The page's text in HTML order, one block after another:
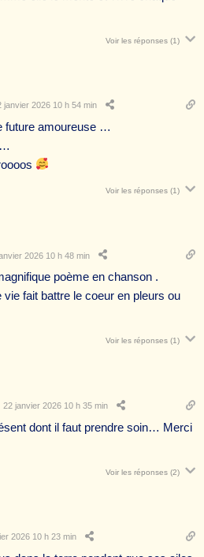
Voir les réponses (1)
janvier 2026 10 h 54 min
future amoureuse …
…
Voir les réponses (1)
2026 10 h 48 min
poème en chanson .
vie fait battre le coeur en pleurs ou
Voir les réponses (1)
22 janvier 2026 10 h 35 min
dont il faut prendre soin… Merci
Voir les réponses (2)
2026 10 h 23 min